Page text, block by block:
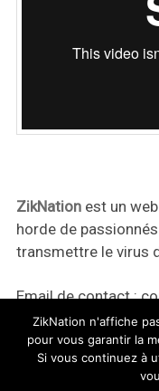
ZikNationest un
horde de
transmettre le virus
Email de contact :
ZikNation n'affiche
pour vous garantir la
Si vous continuez à